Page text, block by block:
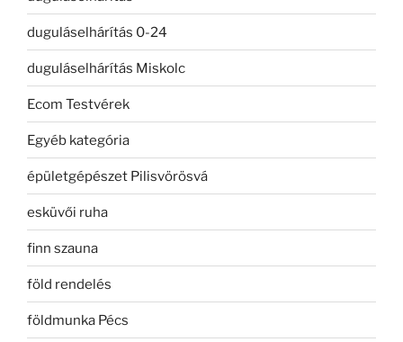
duguláselhárítás 0-24
duguláselhárítás Miskolc
Ecom Testvérek
Egyéb kategória
épületgépészet Pilisvörösvá
esküvői ruha
finn szauna
föld rendelés
földmunka Pécs